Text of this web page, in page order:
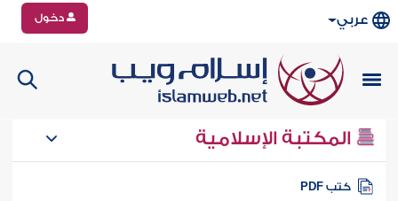
عربي دخول
المكتبة الإسلامية